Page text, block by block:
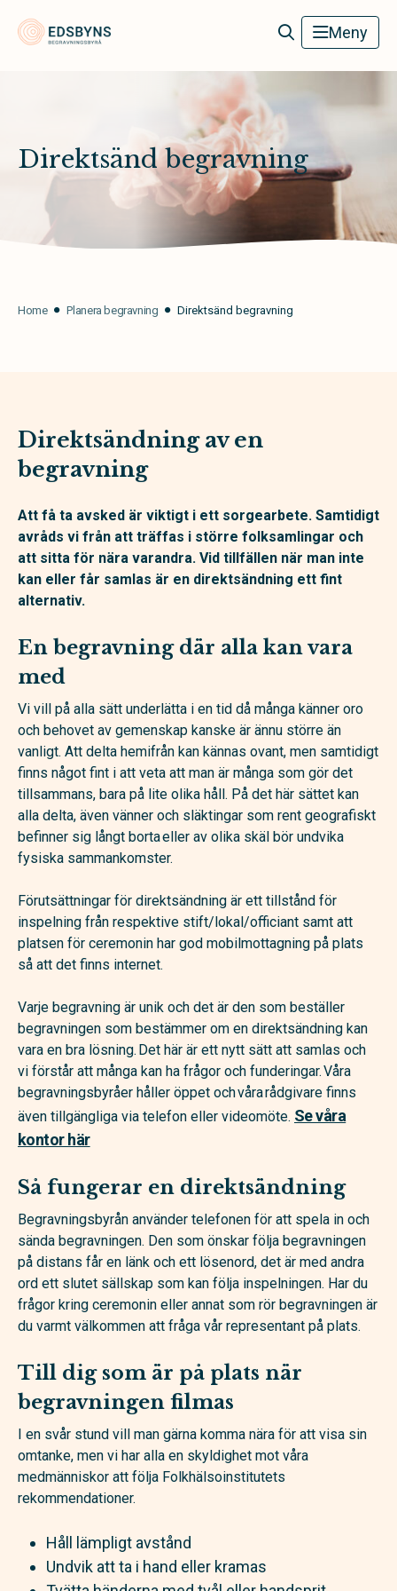
Edsbyns Begravningsbyrå Meny
Direktsänd begravning
Home Planera begravning Direktsänd begravning
Direktsändning av en
begravning
Att få ta avsked är viktigt i ett sorgearbete. Samtidigt
avråds vi från att träffas i större folksamlingar och
att sitta för nära varandra. Vid tillfällen när man inte
kan eller får samlas är en direktsändning ett fint
alternativ.
En begravning där alla kan vara
med
Vi vill på alla sätt underlätta i en tid då många känner oro
och behovet av gemenskap kanske är ännu större än
vanligt. Att delta hemifrån kan kännas ovant, men samtidigt
finns något fint i att veta att man är många som gör det
tillsammans, bara på lite olika håll. På det här sättet kan
alla delta, även vänner och släktingar som rent geografiskt
befinner sig långt borta eller av olika skäl bör undvika
fysiska sammankomster.
Förutsättningar för direktsändning är ett tillstånd för
inspelning från respektive stift/lokal/officiant samt att
platsen för ceremonin har god mobilmottagning på plats
så att det finns internet.
Varje begravning är unik och det är den som beställer
begravningen som bestämmer om en direktsändning kan
vara en bra lösning. Det här är ett nytt sätt att samlas och
vi förstår att många kan ha frågor och funderingar. Våra
begravningsbyråer håller öppet och våra rådgivare finns
även tillgängliga via telefon eller videomöte. Se våra
kontor här
Så fungerar en direktsändning
Begravningsbyrån använder telefonen för att spela in och
sända begravningen. Den som önskar följa begravningen
på distans får en länk och ett lösenord, det är med andra
ord ett slutet sällskap som kan följa inspelningen. Har du
frågor kring ceremonin eller annat som rör begravningen är
du varmt välkommen att fråga vår representant på plats.
Till dig som är på plats när
begravningen filmas
I en svår stund vill man gärna komma nära för att visa sin
omtanke, men vi har alla en skyldighet mot våra
medmänniskor att följa Folkhälsoinstitutets
rekommendationer.
Håll lämpligt avstånd
Undvik att ta i hand eller kramas